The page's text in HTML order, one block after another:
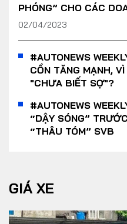
PHÓNG” CHO CÁC
02/04/2023
#AUTONEWS
CỒN TĂNG MẠNH,
"CHƯA BIẾT SỢ"?
#AUTONEWS
“DẬY SÓNG”
“THÂU TÓM” SVB
GIÁ XE